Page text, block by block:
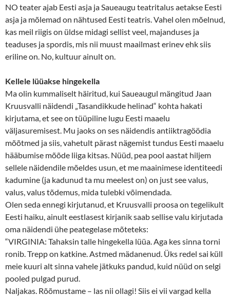
NO teater ajab Eesti asja ja Saueaugu teatritalus aetakse Eesti
asja ja mõlemad on nähtused Eesti teatris. Vahel olen mõelnud,
kas meil riigis on üldse midagi sellist veel, majanduses ja
teaduses ja spordis, mis nii muust maailmast erinev ehk siis
eriline on. No, kultuur ainult on.
Kellele lüüakse hingekella
Ma olin kummaliselt häiritud, kui Saueaugul mängitud Jaan
Kruusvalli näidendi „Tasandikkude helinad“ kohta hakati
kirjutama, et see on tüüpiline lugu Eesti maaelu
väljasuremisest. Mu jaoks on ses näidendis antiiktragöödia
mõõtmed ja siis, vahetult pärast nägemist tundus Eesti maaelu
hääbumise mõõde liiga kitsas. Nüüd, pea pool aastat hiljem
sellele näidendile mõeldes usun, et me maainimese identiteedi
kadumine (ja kadunud ta mu meelest on) on just see valus,
valus, valus tõdemus, mida tulebki võimendada.
Olen seda ennegi kirjutanud, et Kruusvalli proosa on tegelikult
Eesti haiku, ainult eestlasest kirjanik saab sellise valu kirjutada
oma näidendi ühe peategelase mõteteks:
“VIRGINIA: Tahaksin talle hingekella lüüa. Aga kes sinna torni
ronib. Trepp on katkine. Astmed mädanenud. Üks redel sai küll
meie kuuri alt sinna vahele jätkuks pandud, kuid nüüd on selgi
pooled pulgad purud.
Naljakas. Rõõmustame – las nii ollagi! Siis ei vii vargad kella